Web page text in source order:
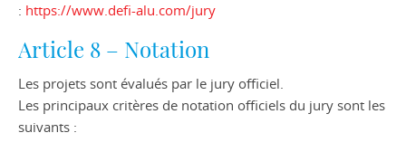
: https://www.defi-alu.com/jury
Article 8 – Notation
Les projets sont évalués par le jury officiel.
Les principaux critères de notation officiels du jury sont les
suivants :